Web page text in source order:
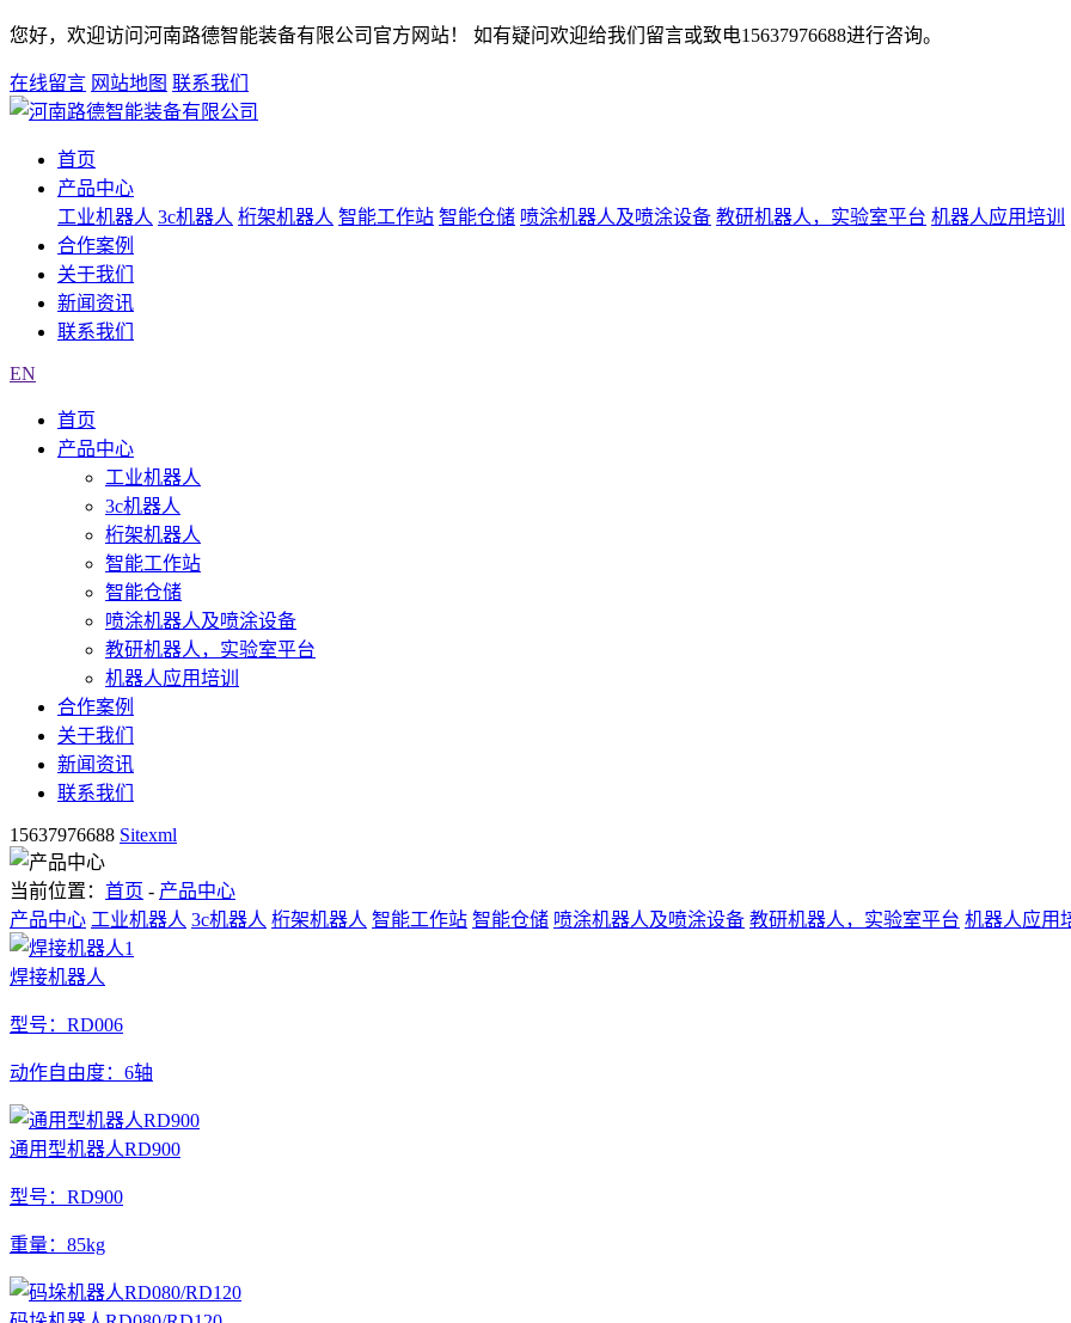
您好，欢迎访问河南路德智能装备有限公司官方网站！ 如有疑问欢迎给我们留言或致电15637976688进行咨询。
在线留言 网站地图 联系我们
首页
产品中心
工业机器人 3c机器人 桁架机器人 智能工作站 智能仓储 喷涂机器人及喷涂设备 教研机器人，实验室平台 机器人应用培训
合作案例
关于我们
新闻资讯
联系我们
EN
首页
产品中心
工业机器人
3c机器人
桁架机器人
智能工作站
智能仓储
喷涂机器人及喷涂设备
教研机器人，实验室平台
机器人应用培训
合作案例
关于我们
新闻资讯
联系我们
15637976688 Sitexml
当前位置： 首页 - 产品中心
产品中心 工业机器人 3c机器人 桁架机器人 智能工作站 智能仓储 喷涂机器人及喷涂设备 教研机器人，实验室平台 机器人应用
焊接机器人
型号：RD006
动作自由度：6轴
通用型机器人RD900
型号：RD900
重量：85kg